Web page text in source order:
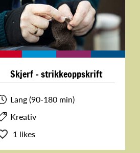
Skjerf - strikkeoppskrift
Lang (90-180 min)
Kreativ
1 likes